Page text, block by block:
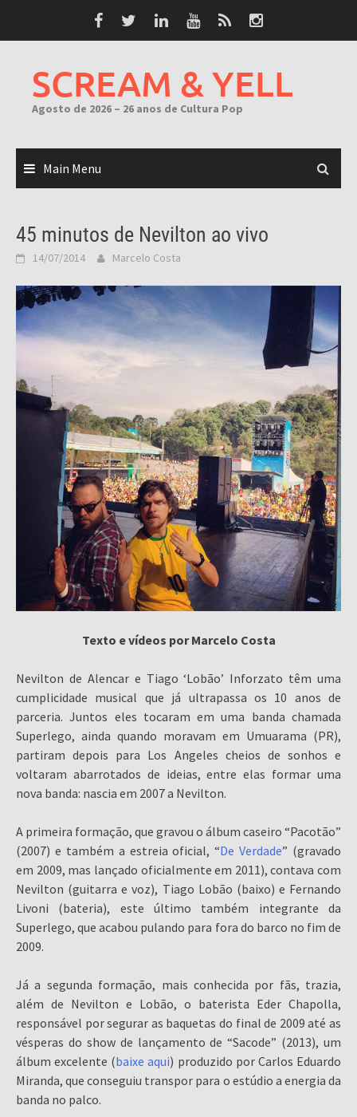
SCREAM & YELL
Agosto de 2026 – 26 anos de Cultura Pop
Main Menu
45 minutos de Nevilton ao vivo
14/07/2014 Marcelo Costa
Texto e vídeos por Marcelo Costa
Nevilton de Alencar e Tiago ‘Lobão’ Inforzato têm uma
cumplicidade musical que já ultrapassa os 10 anos de
parceria. Juntos eles tocaram em uma banda chamada
Superlego, ainda quando moravam em Umuarama (PR),
partiram depois para Los Angeles cheios de sonhos e
voltaram abarrotados de ideias, entre elas formar uma
nova banda: nascia em 2007 a Nevilton.
A primeira formação, que gravou o álbum caseiro “Pacotão”
(2007) e também a estreia oficial, “De Verdade” (gravado
em 2009, mas lançado oficialmente em 2011), contava com
Nevilton (guitarra e voz), Tiago Lobão (baixo) e Fernando
Livoni (bateria), este último também integrante da
Superlego, que acabou pulando para fora do barco no fim de
2009.
Já a segunda formação, mais conhecida por fãs, trazia,
além de Nevilton e Lobão, o baterista Eder Chapolla,
responsável por segurar as baquetas do final de 2009 até as
vésperas do show de lançamento de “Sacode” (2013), um
álbum excelente (baixe aqui) produzido por Carlos Eduardo
Miranda, que conseguiu transpor para o estúdio a energia da
banda no palco.